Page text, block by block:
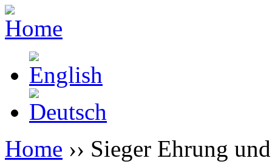
Home ›› Sieger Ehrung